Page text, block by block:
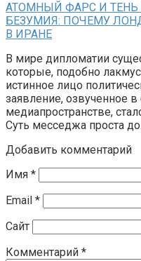
АТОМНЫЙ ФАРС И ТЕНЬ
БЕЗУМИЯ: ПОЧЕМУ
В ИРАНЕ
В мире дипломатии
которые, подобно
истинное лицо
заявление, озвученное
медиапространстве,
Суть месседжа проста
Добавить комментарий
Имя *
Email *
Сайт
Комментарий *